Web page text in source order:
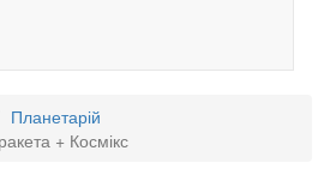
Планетарій
+ Космікс